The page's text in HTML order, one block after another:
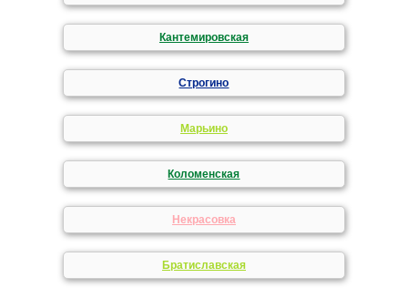
Кантемировская
Строгино
Марьино
Коломенская
Некрасовка
Братиславская